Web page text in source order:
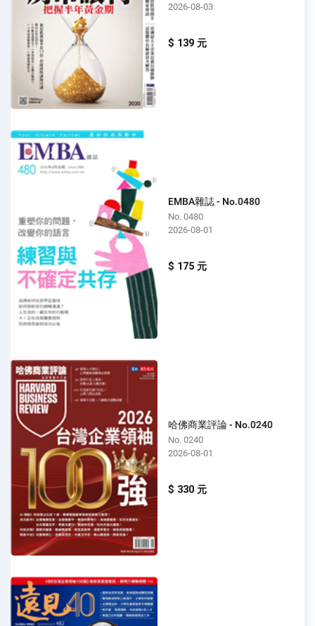
2026-08-03
$ 139 元
EMBA雜誌 - No.0480
No. 0480
2026-08-01
$ 175 元
哈佛商業評論 - No.0240
No. 0240
2026-08-01
$ 330 元